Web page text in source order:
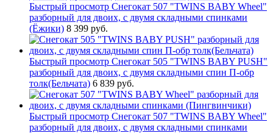
Быстрый просмотр Снегокат 507 "TWINS BABY Wheel"
разборный для двоих, с двумя складными спинками
(Ёжики) 8 399 руб.
Быстрый просмотр Снегокат 505 "TWINS BABY PUSH"
разборный для двоих, с двумя складными спин П-обр
толк(Бельчата) 6 839 руб.
Быстрый просмотр Снегокат 507 "TWINS BABY Wheel"
разборный для двоих, с двумя складными спинками